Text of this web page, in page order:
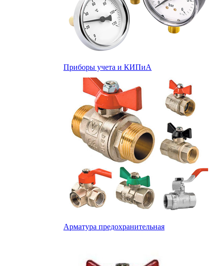
Приборы учета и КИПиА
Арматура предохранительная